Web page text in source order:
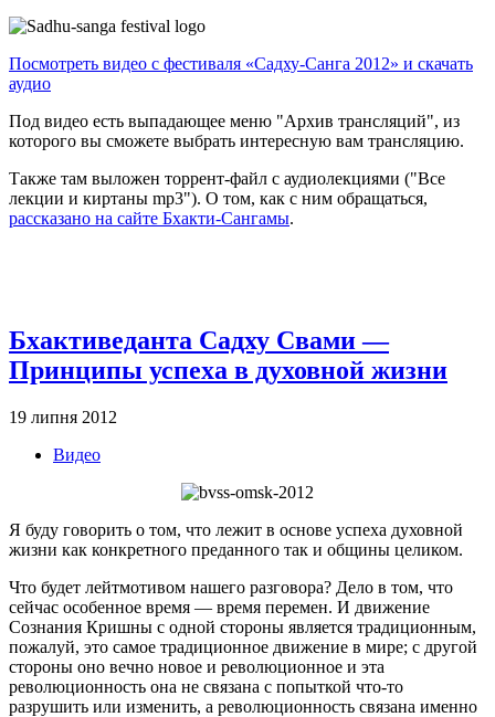
Посмотреть видео с фестиваля «Садху-Санга 2012» и скачать
аудио
Под видео есть выпадающее меню "Архив трансляций", из
которого вы сможете выбрать интересную вам трансляцию.
Также там выложен торрент-файл с аудиолекциями ("Все
лекции и киртаны mp3"). О том, как с ним обращаться,
рассказано на сайте Бхакти-Сангамы.
Бхактиведанта Садху Свами —
Принципы успеха в духовной жизни
19 липня 2012
Видео
Я буду говорить о том, что лежит в основе успеха духовной
жизни как конкретного преданного так и общины целиком.
Что будет лейтмотивом нашего разговора? Дело в том, что
сейчас особенное время — время перемен. И движение
Сознания Кришны с одной стороны является традиционным,
пожалуй, это самое традиционное движение в мире; с другой
стороны оно вечно новое и революционное и эта
революционность она не связана с попыткой что-то
разрушить или изменить, а революционность связана именно